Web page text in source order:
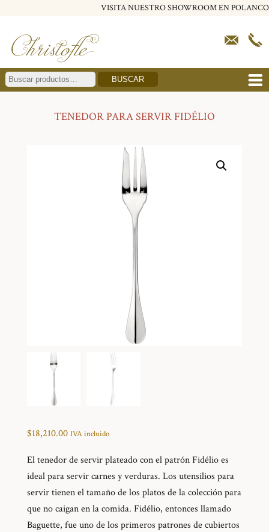
VISITA NUESTRO SHOWROOM EN POLANCO
BUSCAR
TENEDOR PARA SERVIR FIDÉLIO
$18,210.00 IVA incluido
El tenedor de servir plateado con el patrón Fidélio es
ideal para servir carnes y verduras. Los utensilios para
servir tienen el tamaño de los platos de la colección para
que no caigan en la comida. Fidélio, entonces llamado
Baguette, fue uno de los primeros patrones de cubiertos